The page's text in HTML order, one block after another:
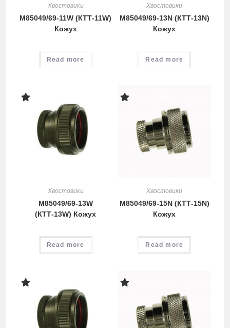
Хвостовики
M85049/69-11W (КТТ-11W)
Кожух
Read more
Хвостовики
M85049/69-13N (КТТ-13N)
Кожух
Read more
Хвостовики
M85049/69-13W
(КТТ-13W) Кожух
Read more
Хвостовики
M85049/69-15N (КТТ-15N)
Кожух
Read more